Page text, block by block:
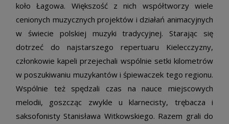
koło Łagowa. Większość z nich współtworzy wiele
cenionych muzycznych projektów i działań animacyjnych
w świecie polskiej muzyki tradycyjnej. Starając się
dotrzeć do najstarszego repertuaru Kielecczyzny,
członkowie kapeli przejechali wspólnie setki kilometrów
w poszukiwaniu muzykantów i śpiewaczek tego regionu.
Wspólnie też spędzali czas na nauce miejscowych
melodii, goszcząc zwykle u klarnecisty, trębacza i
saksofonisty Stanisława Witkowskiego. Razem grali do